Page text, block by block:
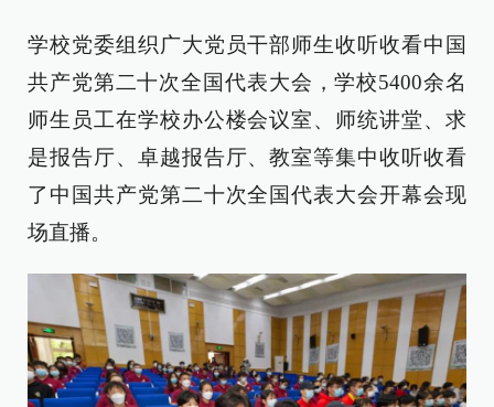
学校党委组织广大党员干部师生收听收看中国
共产党第二十次全国代表大会，学校5400余名
师生员工在学校办公楼会议室、师统讲堂、求
是报告厅、卓越报告厅、教室等集中收听收看
了中国共产党第二十次全国代表大会开幕会现
场直播。